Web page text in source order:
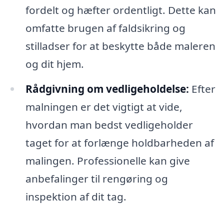
fordelt og hæfter ordentligt. Dette kan
omfatte brugen af faldsikring og
stilladser for at beskytte både maleren
og dit hjem.
Rådgivning om vedligeholdelse: Efter
malningen er det vigtigt at vide,
hvordan man bedst vedligeholder
taget for at forlænge holdbarheden af
malingen. Professionelle kan give
anbefalinger til rengøring og
inspektion af dit tag.